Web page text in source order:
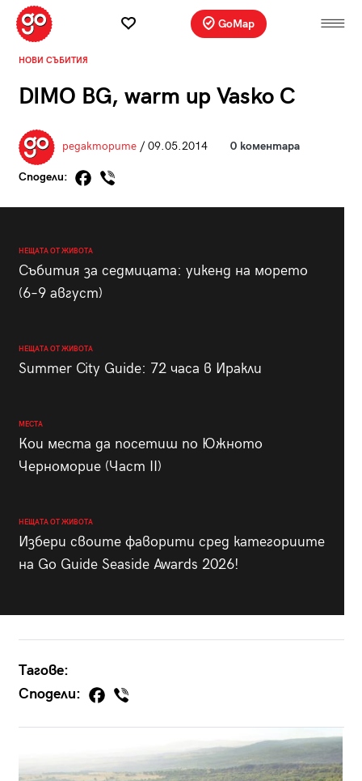
GoMap
НОВИ СЪБИТИЯ
DIMO BG, warm up Vasko C
редакторите/ 09.05.2014 0 коментара
Сподели:
НЕЩАТА ОТ ЖИВОТА
Събития за седмицата: уикенд на морето
(6–9 август)
НЕЩАТА ОТ ЖИВОТА
Summer City Guide: 72 часа в Иракли
МЕСТА
Кои места да посетиш по Южното
Черноморие (Част II)
НЕЩАТА ОТ ЖИВОТА
Избери своите фаворити сред категориите
на Go Guide Seaside Awards 2026!
Тагове:
Сподели: